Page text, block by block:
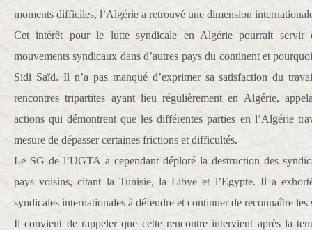
moments difficiles, l’Algérie a retrouvé une dimension
Cet intérêt pour le lutte syndicale en Algérie pourrait servir
mouvements syndicaux dans d’autres pays du continent et
Sidi Saïd. Il n’a pas manqué d’exprimer sa satisfaction du
rencontres tripartites ayant lieu régulièrement en Algérie,
actions qui démontrent que les différentes parties en l’Algérie
mesure de dépasser certaines frictions et difficultés.
Le SG de l’UGTA a cependant déploré la destruction des
pays voisins, citant la Tunisie, la Libye et l’Egypte. Il a
syndicales internationales à défendre et continuer de reconnaître les
Il convient de rappeler que cette rencontre intervient après la